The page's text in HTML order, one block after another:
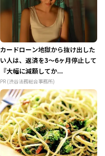
カードローン地獄から抜け出した
い人は、返済を3～6ヶ月停止して
『大幅に減額してか...
PR (渋谷法務総合事務所)